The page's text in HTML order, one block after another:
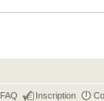
FAQ Inscription